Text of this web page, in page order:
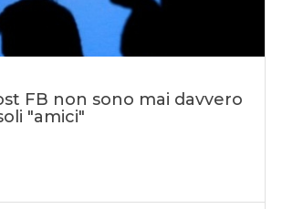
FB non sono mai davvero
"amici"